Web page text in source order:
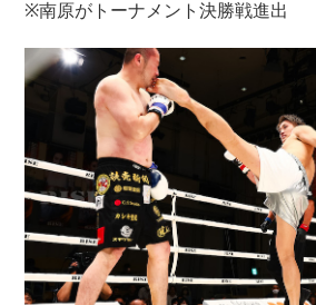
※南原がトーナメント決勝戦進出